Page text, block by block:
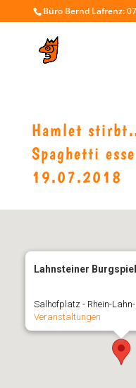
Büro Bernd Lafrenz:
Hamlet
Spaghetti
19.07.2018
Lahnsteiner
Salhofplatz - Rhein-
Veranstaltungen